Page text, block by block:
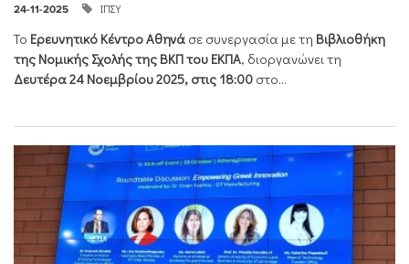
24-11-2025 ΙΠΣΥ
Το Ερευνητικό Κέντρο Αθηνά σε συνεργασία με τη Βιβλιοθήκη
της Νομικής Σχολής της ΒΚΠ του ΕΚΠΑ, διοργανώνει τη
Δευτέρα 24 Νοεμβρίου 2025, στις 18:00 στο...